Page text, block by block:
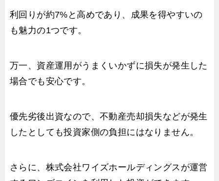
利回りが約7%と高めであり、成果を得やすいの
も魅力の1つです。
万一、資産運用がうまくいかずに損失が発生した
場合でも安心です。
優先劣後出資なので、不動産売却損失などが発生
したとしても投資家側の負担にはなりません。
さらに、株式会社ワイズホールディングスが運営